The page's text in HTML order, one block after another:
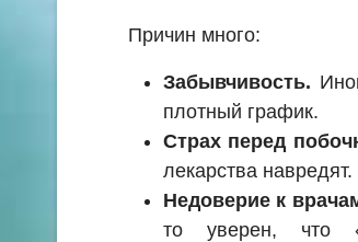
Причин много:
Забывчивость.
плотный график.
Страх перед
лекарства навредят.
Недоверие к
то уверен, что